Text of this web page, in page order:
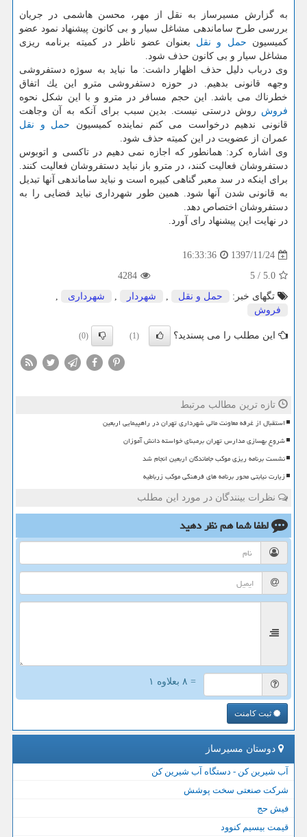
به گزارش مسیرساز به نقل از مهر، محسن هاشمی در جریان
بررسی طرح ساماندهی مشاغل سیار و بی كانون پیشنهاد نمود عضو
كمیسیون حمل و نقل بعنوان عضو ناظر در كمیته برنامه ریزی
مشاغل سیار و بی كانون حذف شود.
وی درباب دلیل حذف اظهار داشت: ما نباید به سوژه دستفروشی
وجهه قانونی بدهیم. در حوزه دستفروشی مترو این یك اتفاق
خطرناك می باشد. این حجم مسافر در مترو و با این شكل نحوه
فروش روش درستی نیست. بدین سبب برای آنكه به آن وجاهت
قانونی ندهیم درخواست می كنم نماینده كمیسیون حمل و نقل
عمران از عضویت در این كمیته حذف شود.
وی اشاره كرد: همانطور كه اجازه نمی دهیم در تاكسی و اتوبوس
دستفروشان فعالیت كنند، در مترو باز نباید دستفروشان فعالیت كنند.
برای اینكه در سد معبر گناهی كبیره است و نباید ساماندهی آنها تبدیل
به قانونی شدن آنها شود. همین طور شهرداری نباید فضایی را به
دستفروشان اختصاص دهد.
در نهایت این پیشنهاد رای آورد.
1397/11/24
16:33:36
5.0
/
5
4284
تگهای خبر:
حمل و نقل , شهردار , شهرداری
,
فروش
این مطلب را می پسندید؟ (1)
(0)
تازه ترین مطالب مرتبط
استقبال از غرفه معاونت مالی شهرداری تهران در راهپیمایی اربعین
شروع بهسازی مدارس تهران برمبنای خواسته دانش آموزان
نشست برنامه ریزی موکب جاماندگان اربعین انجام شد
زیارت نیابتی محور برنامه های فرهنگی موکب زرباطیه
نظرات بینندگان در مورد این مطلب
لطفا شما همنظر دهید
= ۸ بعلاوه ۱
ثبت کامنت
دوستان مسیرساز
آب شیرین کن - دستگاه آب شیرین کن
شرکت صنعتی سخت پوشش
فیش حج
قیمت بیسیم کنوود